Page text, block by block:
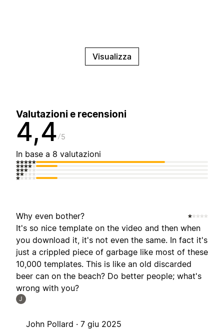
Visualizza
Valutazioni e recensioni
4,4 5
In base a 8 valutazioni
Why even bother?
It's so nice template on the video and then when
you download it, it's not even the same. In fact it's
just a crippled piece of garbage like most of these
10,000 templates. This is like an old discarded
beer can on the beach? Do better people; what's
wrong with you?
J
John Pollard · 7 giu 2025